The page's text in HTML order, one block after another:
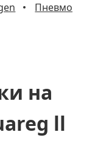
на
ll